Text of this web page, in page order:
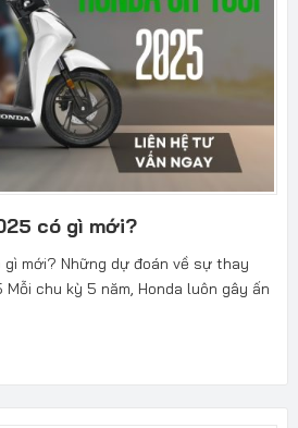
có gì mới?
gì mới? Những dự đoán về sự thay
Mỗi chu kỳ 5 năm, Honda luôn gây ấn